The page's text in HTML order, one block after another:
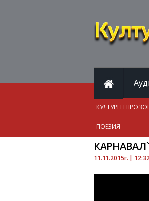
КУЛТУРЕН
ПОЕЗИЯ
11.11.2015г. |